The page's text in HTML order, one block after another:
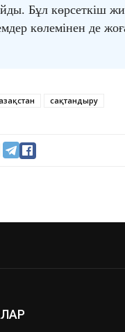
Бұл көрсеткіш
көлемінен де
сақтандыру